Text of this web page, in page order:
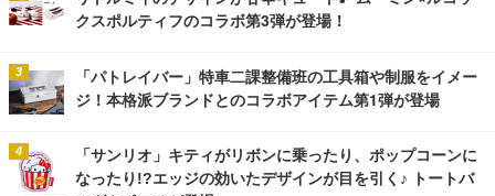
クスポルティフのコラボ第3弾が登場！
「パトレイバー」特車二課整備班の工具箱や制服をイメー
ジ！本格派ブランドとのコラボアイテム第1弾が登場
「サンリオ」キティがリボンに乗ったり、ポップコーンに
なったり!?エッジの効いたデザインが目を引く♪ トートバ